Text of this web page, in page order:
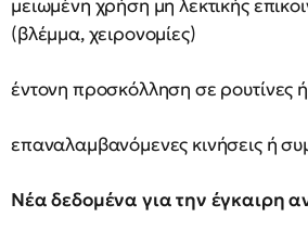
μειωμένη χρήση μη λεκτικής
(βλέμμα, χειρονομίες)
έντονη προσκόλληση σε ρουτίνες ή
επαναλαμβανόμενες κινήσεις ή
Νέα δεδομένα για την έγκαιρη